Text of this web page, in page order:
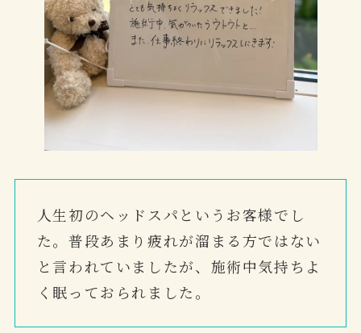
人生初のヘッドスパというお客様でし
た。普段あまり疲れが溜まる方ではない
と言われていましたが、施術中気持ちよ
く眠っておられました。